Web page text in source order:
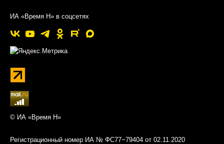
ИА «Время Н» в соцсетях
© ИА «Время Н»
Регистрационный номер ИА № ФС77−79404 от 02.11.2020